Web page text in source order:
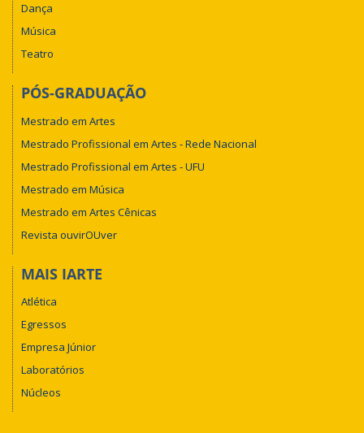
Dança
Música
Teatro
PÓS-GRADUAÇÃO
Mestrado em Artes
Mestrado Profissional em Artes - Rede Nacional
Mestrado Profissional em Artes - UFU
Mestrado em Música
Mestrado em Artes Cênicas
Revista ouvirOUver
MAIS IARTE
Atlética
Egressos
Empresa Júnior
Laboratórios
Núcleos